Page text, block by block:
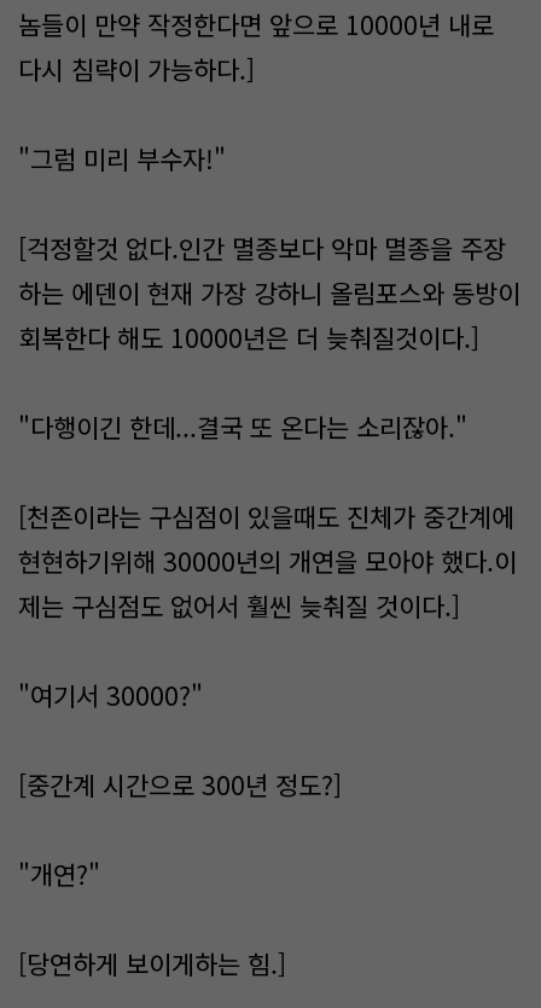
놈들이 만약 작정한다면 앞으로 10000년 내로
다시 침략이 가능하다.]
"그럼 미리 부수자!"
[걱정할것 없다.인간 멸종보다 악마 멸종을 주장
하는 에덴이 현재 가장 강하니 올림포스와 동방이
회복한다 해도 10000년은 더 늦춰질것이다.]
"다행이긴 한데...결국 또 온다는 소리잖아."
[천존이라는 구심점이 있을때도 진체가 중간계에
현현하기위해 30000년의 개연을 모아야 했다.이
제는 구심점도 없어서 훨씬 늦춰질 것이다.]
"여기서 30000?"
[중간계 시간으로 300년 정도?]
"개연?"
[당연하게 보이게하는 힘.]